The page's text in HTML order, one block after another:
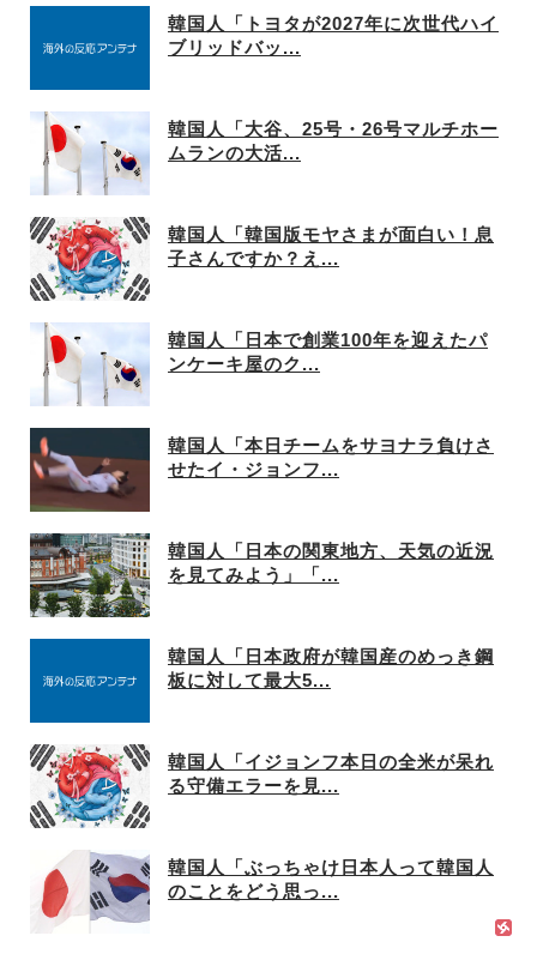
韓国人「トヨタが2027年に次世代ハイ
ブリッドバッ...
韓国人「大谷、25号・26号マルチホー
ムランの大活...
韓国人「韓国版モヤさまが面白い！息
子さんですか？え...
韓国人「日本で創業100年を迎えたパ
ンケーキ屋のク...
韓国人「本日チームをサヨナラ負けさ
せたイ・ジョンフ...
韓国人「日本の関東地方、天気の近況
を見てみよう」「...
韓国人「日本政府が韓国産のめっき鋼
板に対して最大5...
韓国人「イジョンフ本日の全米が呆れ
る守備エラーを見...
韓国人「ぶっちゃけ日本人って韓国人
のことをどう思っ...